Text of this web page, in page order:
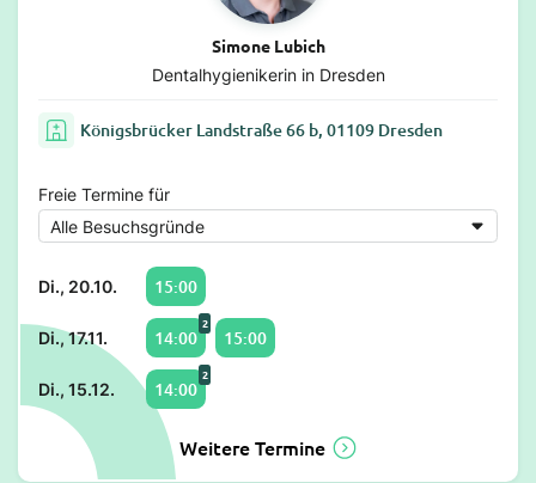
Simone Lubich
Dentalhygienikerin in Dresden
Königsbrücker Landstraße 66 b, 01109 Dresden
Freie Termine für
Di., 20.10. 15:00
Di., 17.11. 14:00
2
15:00
Di., 15.12. 14:00
2
Weitere Termine